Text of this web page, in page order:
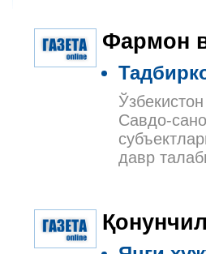
РАСЧЕТЫ С ПЕРСОНАЛОМ II
оплаты труда отдельных
категорий работников, в
отдельных сферах и случаях.
В частности, раскрыты
Налоговое
Республики
Сборник
правовых
Узбекистан.
Фармон
Савдо-
давр